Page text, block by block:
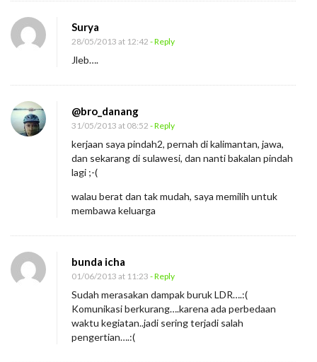
Surya
28/05/2013 at 12:42 - Reply
Jleb….
@bro_danang
31/05/2013 at 08:52 - Reply
kerjaan saya pindah2, pernah di kalimantan, jawa,
dan sekarang di sulawesi, dan nanti bakalan pindah
lagi ;-(
walau berat dan tak mudah, saya memilih untuk
membawa keluarga
bunda icha
01/06/2013 at 11:23 - Reply
Sudah merasakan dampak buruk LDR….:(
Komunikasi berkurang….karena ada perbedaan
waktu kegiatan..jadi sering terjadi salah
pengertian….:(